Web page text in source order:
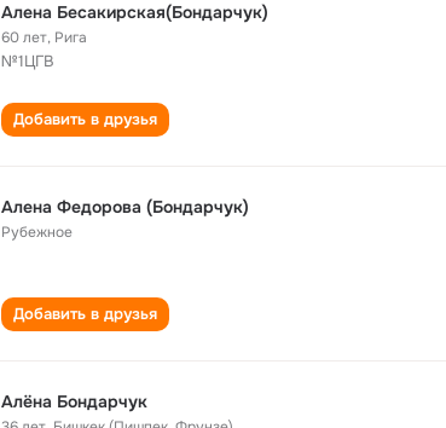
Алена Бесакирская(Бондарчук)
60 лет, Рига
№1ЦГВ
Добавить в друзья
Алена Федорова (Бондарчук)
Рубежное
Добавить в друзья
Алёна Бондарчук